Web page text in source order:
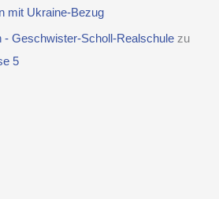
mit Ukraine-Bezug
- Geschwister-Scholl-Realschule zu
5